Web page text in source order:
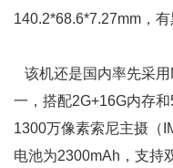
140.2*68.6*7.27mm，
该机还是国内率先采用
一，搭配2G+16G内存
1300万像素索尼主摄（
电池为2300mAh，支持